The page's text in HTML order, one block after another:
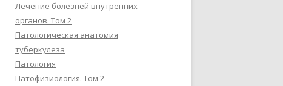
Лечение болезней внутренних
органов. Том 2
Патологическая анатомия
туберкулеза
Патология
Патофизиология. Том 2